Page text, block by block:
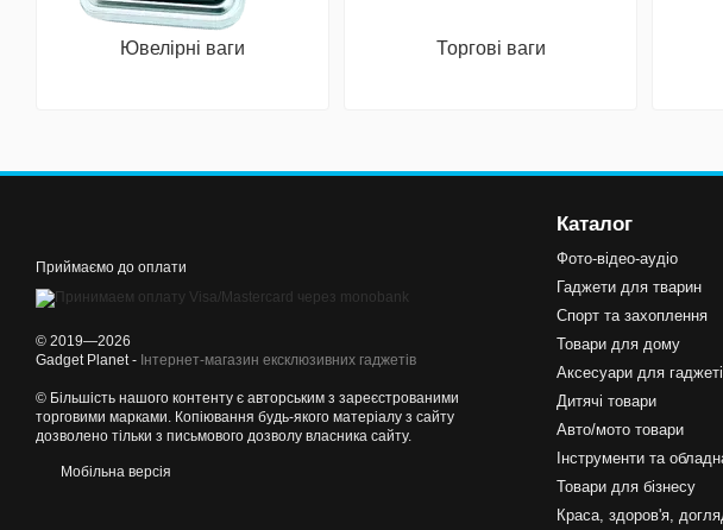
Ювелірні ваги Торгові ваги
Приймаємо до оплати
© 2019—2026
Gadget Planet - Інтернет-магазин ексклюзивних гаджетів
© Більшість нашого контенту є авторським з зареєстрованими
торговими марками. Копіювання будь-якого матеріалу з сайту
дозволено тільки з письмового дозволу власника сайту.
Мобільна версія
Каталог
Фото-відео-аудіо
Гаджети для тварин
Спорт та захоплення
Товари для дому
Аксесуари для
Дитячі товари
Авто/мото товари
Інструменти та
Товари для бізнесу
Краса, здоров'я,